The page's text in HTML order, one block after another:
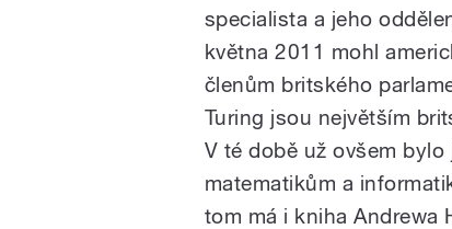
specialista a jeho
května 2011 mohl
členům britského
Turing jsou největším
V té době už ovšem bylo
matematikům a
tom má i kniha Andrewa